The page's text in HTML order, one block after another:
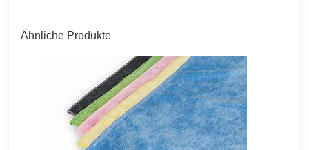
Ähnliche Produkte